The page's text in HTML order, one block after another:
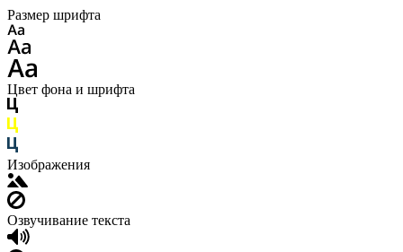
Размер шрифта
Цвет фона и шрифта
Изображения
Озвучивание текста